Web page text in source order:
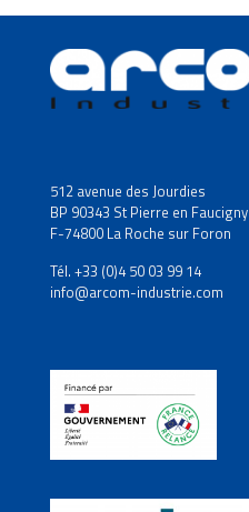
512 avenue des Jourdies
BP 90343 St Pierre en Faucigny
F-74800 La Roche sur Foron
Tél. +33 (0)4 50 03 99 14
info@arcom-industrie.com